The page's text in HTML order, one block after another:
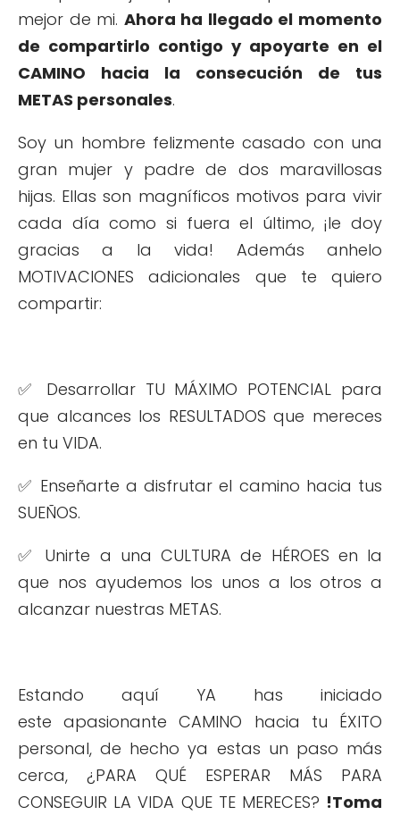
mejor de mi. Ahora ha llegado el momento
de compartirlo contigo y apoyarte en el
CAMINO hacia la consecución de tus
METAS personales.
Soy un hombre felizmente casado con una
gran mujer y padre de dos maravillosas
hijas. Ellas son magníficos motivos para vivir
cada día como si fuera el último, ¡le doy
gracias a la vida! Además anhelo
MOTIVACIONES adicionales que te quiero
compartir:
✅ Desarrollar TU MÁXIMO POTENCIAL para
que alcances los RESULTADOS que mereces
en tu VIDA.
✅ Enseñarte a disfrutar el camino hacia tus
SUEÑOS.
✅ Unirte a una CULTURA de HÉROES en la
que nos ayudemos los unos a los otros a
alcanzar nuestras METAS.
Estando aquí YA has iniciado
este apasionante CAMINO hacia tu ÉXITO
personal, de hecho ya estas un paso más
cerca, ¿PARA QUÉ ESPERAR MÁS PARA
CONSEGUIR LA VIDA QUE TE MERECES? !Toma